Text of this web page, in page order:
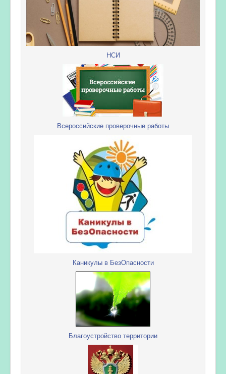
НСИ
Всероссийские проверочные работы
Каникулы в БезОпасности
Благоустройство территории